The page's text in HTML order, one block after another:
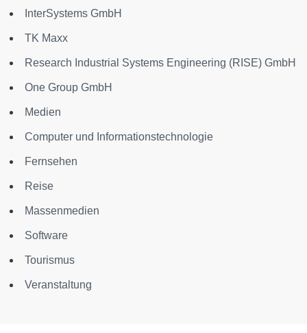
InterSystems GmbH
TK Maxx
Research Industrial Systems Engineering (RISE) GmbH
One Group GmbH
Medien
Computer und Informationstechnologie
Fernsehen
Reise
Massenmedien
Software
Tourismus
Veranstaltung